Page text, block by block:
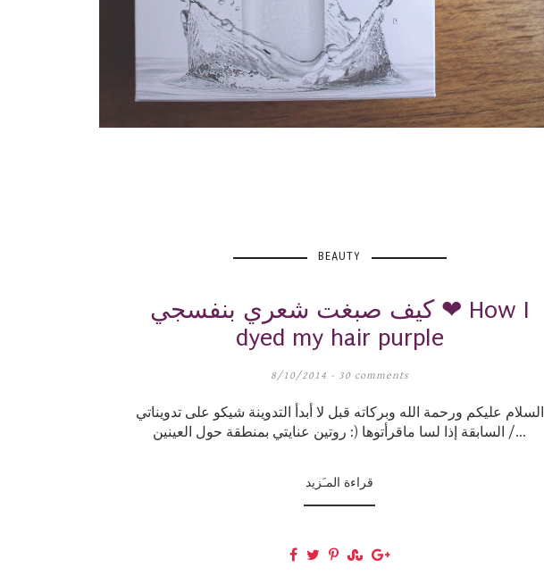
BEAUTY
كيف صبغت شعري بنفسجي ❤ How I
dyed my hair purple
8/10/2014 - 30 comments
السلام عليكم ورحمة الله وبركاته قبل لا أبدأ التدوينة شيكو على تدويناتي
السابقة إذا لسا ماقرأتوها (: روتين عنايتي بمنطقة حول العينين /...
قراءة المـَزيد